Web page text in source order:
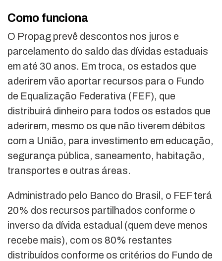
Como funciona
O Propag prevê descontos nos juros e
parcelamento do saldo das dívidas estaduais
em até 30 anos. Em troca, os estados que
aderirem vão aportar recursos para o Fundo
de Equalização Federativa (FEF), que
distribuirá dinheiro para todos os estados que
aderirem, mesmo os que não tiverem débitos
com a União, para investimento em educação,
segurança pública, saneamento, habitação,
transportes e outras áreas.
Administrado pelo Banco do Brasil, o FEF terá
20% dos recursos partilhados conforme o
inverso da dívida estadual (quem deve menos
recebe mais), com os 80% restantes
distribuídos conforme os critérios do Fundo de